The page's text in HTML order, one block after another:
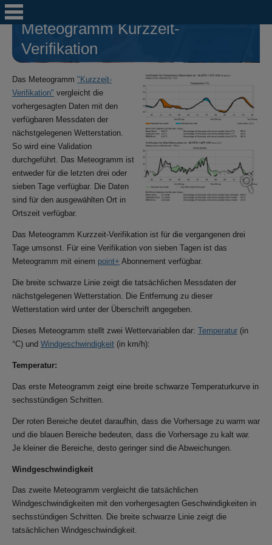
Meteogramm Kurzzeit-
Verifikation
Das Meteogramm "Kurzzeit-
Verifikation" vergleicht die
vorhergesagten Daten mit den
verfügbaren Messdaten der
nächstgelegenen Wetterstation.
So wird eine Validation
durchgeführt. Das Meteogramm ist
entweder für die letzten drei oder
sieben Tage verfügbar. Die Daten
sind für den ausgewählten Ort in
Ortszeit verfügbar.
Das Meteogramm Kurzzeit-Verifikation ist für die vergangenen drei
Tage umsonst. Für eine Verifikation von sieben Tagen ist das
Meteogramm mit einem point+ Abonnement verfügbar.
Die breite schwarze Linie zeigt die tatsächlichen Messdaten der
nächstgelegenen Wetterstation. Die Entfernung zu dieser
Wetterstation wird unter der Überschrift angegeben.
Dieses Meteogramm stellt zwei Wettervariablen dar: Temperatur (in
°C) und Windgeschwindigkeit (in km/h):
Temperatur:
Das erste Meteogramm zeigt eine breite schwarze Temperaturkurve in
sechsstündigen Schritten.
Der roten Bereiche deutet daraufhin, dass die Vorhersage zu warm war
und die blauen Bereiche bedeuten, dass die Vorhersage zu kalt war.
Je kleiner die Bereiche, desto geringer sind die Abweichungen.
Windgeschwindigkeit
Das zweite Meteogramm vergleicht die tatsächlichen
Windgeschwindigkeiten mit den vorhergesagten Geschwindigkeiten in
sechsstündigen Schritten. Die breite schwarze Linie zeigt die
tatsächlichen Windgeschwindigkeit.